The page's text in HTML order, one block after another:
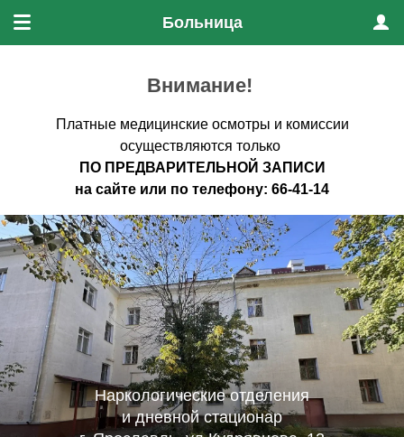
Меню
Больница
Внимание!
Платные медицинские осмотры и комиссии
осуществляются только
ПО ПРЕДВАРИТЕЛЬНОЙ ЗАПИСИ
на сайте или по телефону: 66-41-14
Наркологические отделения
и дневной стационар